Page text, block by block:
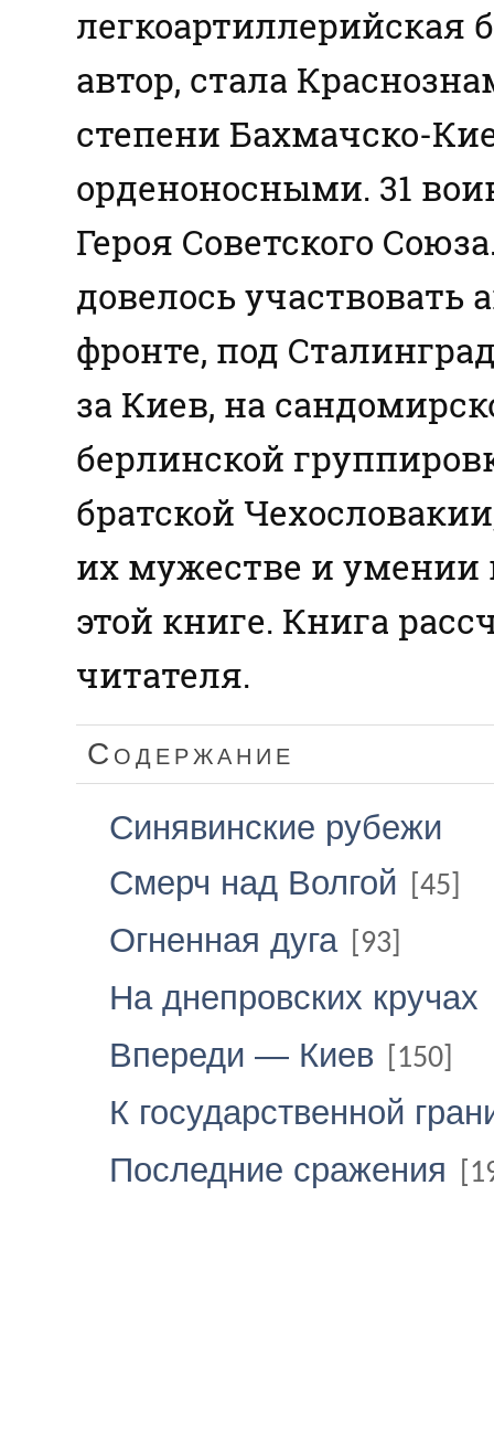
легкоартиллерийская
автор, стала
степени Бахмачско-
орденоносными. 31
Героя Советского
довелось участвовать
фронте, под
за Киев, на
берлинской
братской
их мужестве и умении
этой книге. Книга
читателя.
Содержание
Синявинские рубежи
Смерч над Волгой
[45]
Огненная дуга [93]
На днепровских кручах
Впереди — Киев [150]
К государственной
Последние сражения